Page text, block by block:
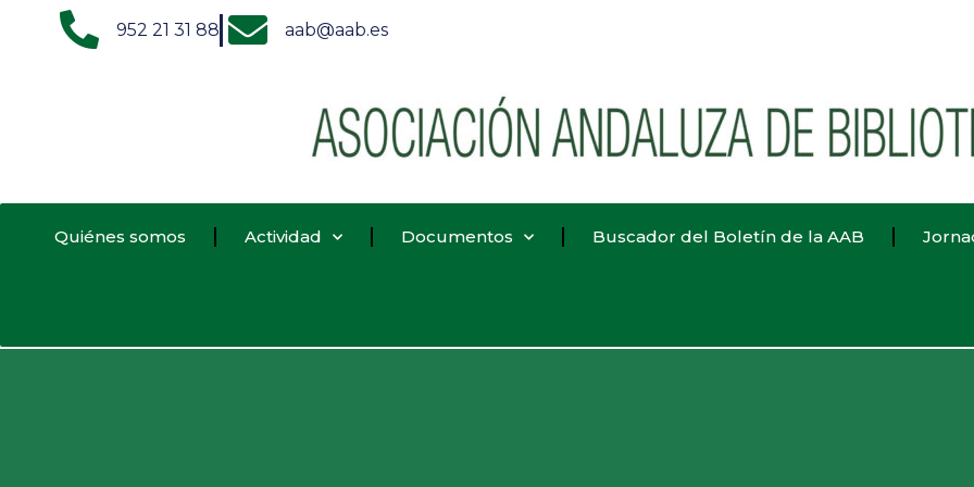
952 21 31 88 aab@aab.es
Quiénes somos Actividad Documentos Buscador del Boletín de la AAB